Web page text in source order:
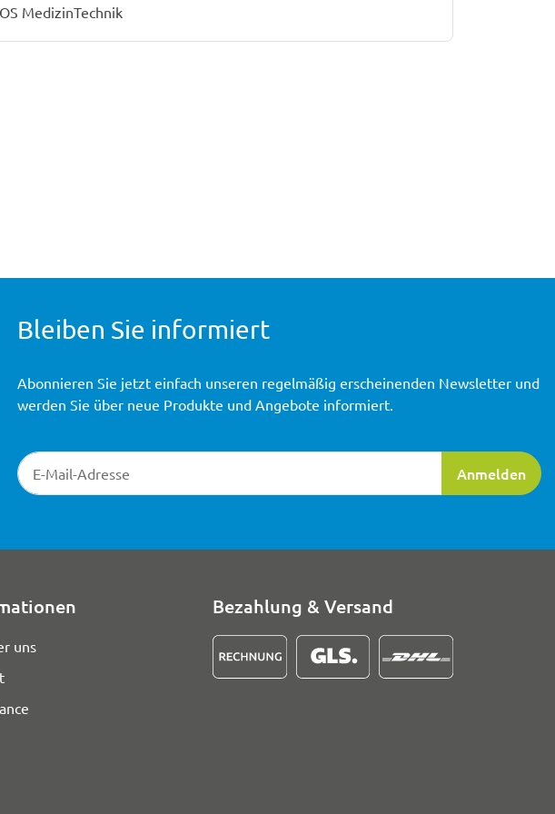
MedizinTechnik
Bleiben Sie informiert
Newsletter-Registrierung
Anmelden
Abonnieren Sie jetzt einfach unseren regelmäßig erscheinenden Newsletter und
werden Sie über neue Produkte und Angebote informiert.
uns
Bezahlung & Versand